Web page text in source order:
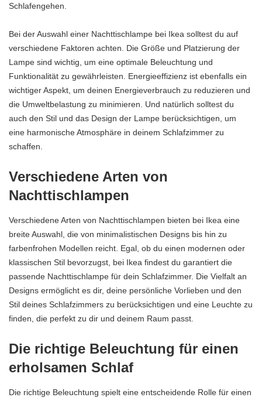
Schlafengehen.
Bei der Auswahl einer Nachttischlampe bei Ikea solltest du auf
verschiedene Faktoren achten. Die Größe und Platzierung der
Lampe sind wichtig, um eine optimale Beleuchtung und
Funktionalität zu gewährleisten. Energieeffizienz ist ebenfalls ein
wichtiger Aspekt, um deinen Energieverbrauch zu reduzieren und
die Umweltbelastung zu minimieren. Und natürlich solltest du
auch den Stil und das Design der Lampe berücksichtigen, um
eine harmonische Atmosphäre in deinem Schlafzimmer zu
schaffen.
Verschiedene Arten von
Nachttischlampen
Verschiedene Arten von Nachttischlampen bieten bei Ikea eine
breite Auswahl, die von minimalistischen Designs bis hin zu
farbenfrohen Modellen reicht. Egal, ob du einen modernen oder
klassischen Stil bevorzugst, bei Ikea findest du garantiert die
passende Nachttischlampe für dein Schlafzimmer. Die Vielfalt an
Designs ermöglicht es dir, deine persönliche Vorlieben und den
Stil deines Schlafzimmers zu berücksichtigen und eine Leuchte zu
finden, die perfekt zu dir und deinem Raum passt.
Die richtige Beleuchtung für einen
erholsamen Schlaf
Die richtige Beleuchtung spielt eine entscheidende Rolle für einen